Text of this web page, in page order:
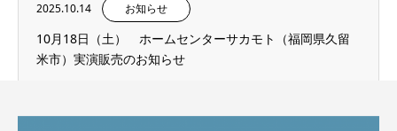
2025.10.14 お知らせ
10月18日（土） ホームセンターサカモト（福岡県久留
米市）実演販売のお知らせ